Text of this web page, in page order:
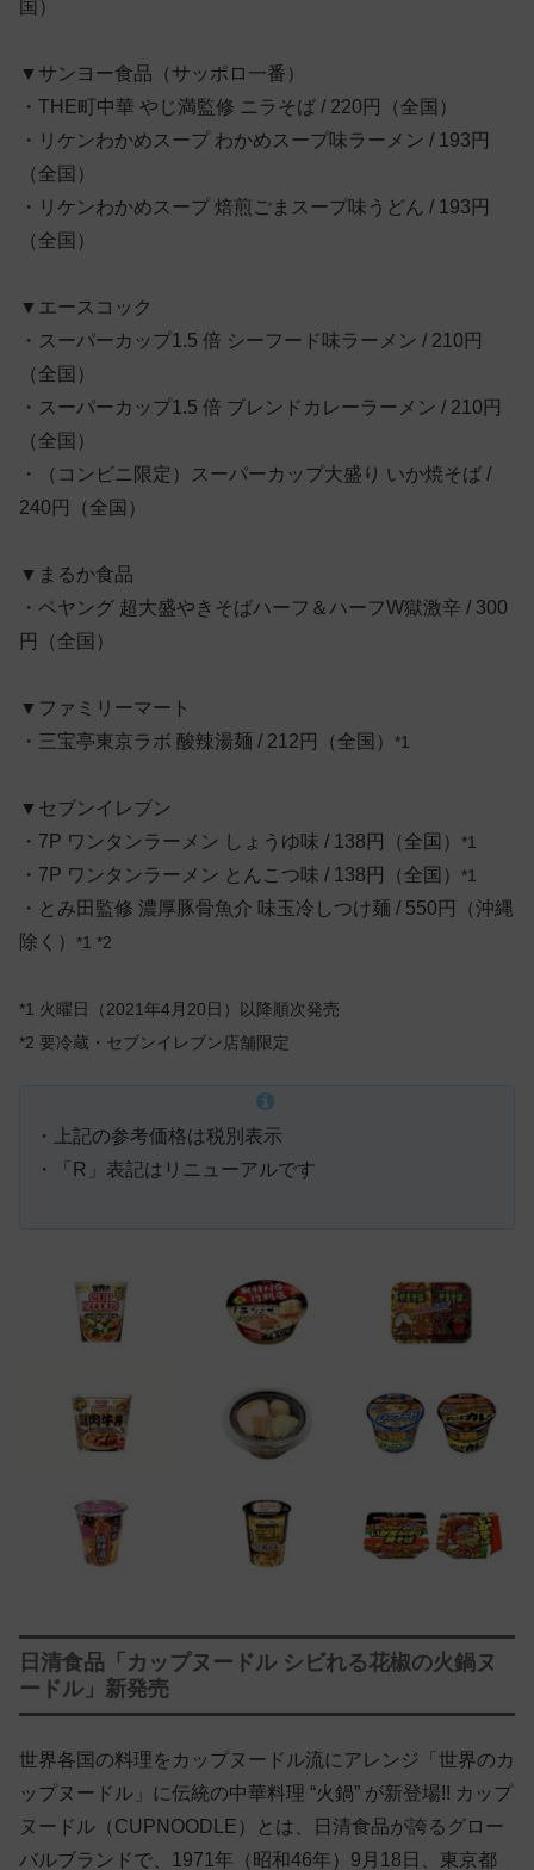
国）
▼サンヨー食品（サッポロ一番）
・THE町中華 やじ満監修 ニラそば / 220円（全国）
・リケンわかめスープ わかめスープ味ラーメン / 193円
（全国）
・リケンわかめスープ 焙煎ごまスープ味うどん / 193円
（全国）
▼エースコック
・スーパーカップ1.5 倍 シーフード味ラーメン / 210円
（全国）
・スーパーカップ1.5 倍 ブレンドカレーラーメン / 210円
（全国）
・（コンビニ限定）スーパーカップ大盛り いか焼そば /
240円（全国）
▼まるか食品
・ペヤング 超大盛やきそばハーフ＆ハーフW獄激辛 / 300
円（全国）
▼ファミリーマート
・三宝亭東京ラボ 酸辣湯麺 / 212円（全国） *1
▼セブンイレブン
・7P ワンタンラーメン しょうゆ味 / 138円（全国） *1
・7P ワンタンラーメン とんこつ味 / 138円（全国） *1
・とみ田監修 濃厚豚骨魚介 味玉冷しつけ麺 / 550円（沖縄
除く） *1 *2
*1 火曜日（2021年4月20日）以降順次発売
*2 要冷蔵・セブンイレブン店舗限定
・上記の参考価格は税別表示
・「R」表記はリニューアルです
日清食品「カップヌードル シビれる花椒の火鍋ヌ
ードル」新発売
世界各国の料理をカップヌードル流にアレンジ「世界のカ
ップヌードル」に伝統の中華料理 “火鍋” が新登場!! カップ
ヌードル（CUPNOODLE）とは、日清食品が誇るグロー
バルブランドで、1971年（昭和46年）9月18日、東京都